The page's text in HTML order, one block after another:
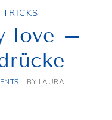
love –
BY LAURA